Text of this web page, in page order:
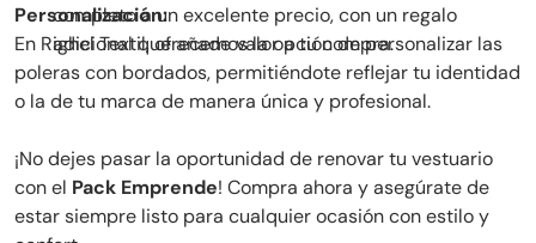
completo a un excelente precio, con un regalo
adicional que añade valor a tu compra.
Personalización:
En Righel Textil, ofrecemos la opción de personalizar las
poleras con bordados, permitiéndote reflejar tu identidad
o la de tu marca de manera única y profesional.
¡No dejes pasar la oportunidad de renovar tu vestuario
con el Pack Emprende! Compra ahora y asegúrate de
estar siempre listo para cualquier ocasión con estilo y